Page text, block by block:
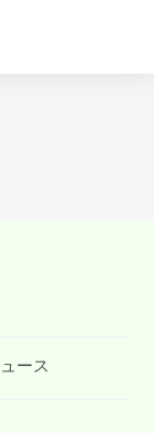
ース